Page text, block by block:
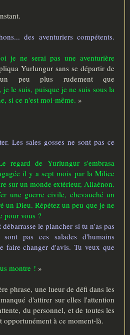
des aventuriers compétents.
je ne serai pas une aventurière
Yurlungur sans se départir de
peu plus rudement que
je le suis, puisque je ne suis sous la
si ce n'est moi-même. »
Les sales gosses ne sont pas ce
regard de Yurlungur s'embrasa
il y a sept mois par la Milice
sur un monde extérieur, Aliaénon.
une guerre civile, chevauché un
un Dieu. Répétez un peu que je ne
pour vous ?
le plancher si tu n'as pas
pas ces salades d'humains
faire changer d'avis. Tu veux que
montre ! »
phrase, une lueur de défi dans les
d'attirer sur elles l'attention
du personnel, et de toutes les
opportunément à ce moment-là.